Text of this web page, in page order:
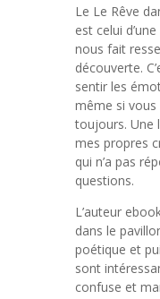
Le Le Rêve
est celui
nous fait
découverte.
sentir les
même si vous
toujours. Une
mes propres
qui n’a pas
questions.
L’auteur
dans le
poétique et
sont
confuse et